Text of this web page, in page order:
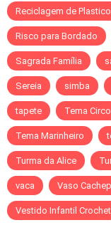
Reciclagem de Plastico
Risco para Bordado
Sagrada Família
Sereia simba
tapete Tema Circo
Tema Marinheiro
Turma da Alice
vaca Vaso
Vestido Infantil Crochet